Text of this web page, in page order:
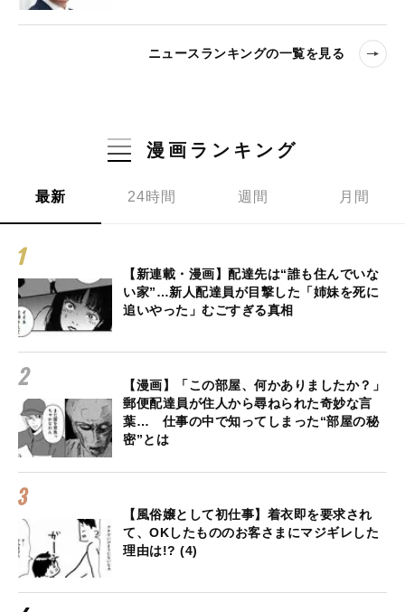
ニュースランキングの一覧を見る
漫画ランキング
最新 24時間 週間 月間
【新連載・漫画】配達先は“誰も住んでいな
い家”…新人配達員が目撃した「姉妹を死に
追いやった」むごすぎる真相
【漫画】「この部屋、何かありましたか？」
郵便配達員が住人から尋ねられた奇妙な言
葉… 仕事の中で知ってしまった“部屋の秘
密”とは
【風俗嬢として初仕事】着衣即を要求され
て、OKしたもののお客さまにマジギレした
理由は!? (4)